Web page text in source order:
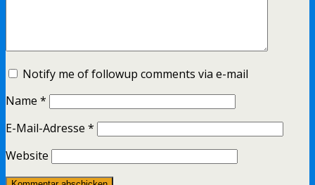
Notify me of followup comments via e-mail
Name *
E-Mail-Adresse *
Website